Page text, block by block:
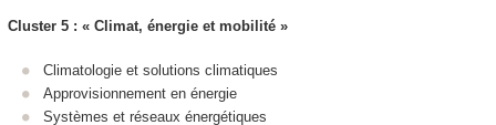
Cluster 5 : « Climat, énergie et mobilité »
Climatologie et solutions climatiques
Approvisionnement en énergie
Systèmes et réseaux énergétiques